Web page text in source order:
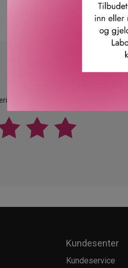
omtaler.
Kundesenter
Kundeservice